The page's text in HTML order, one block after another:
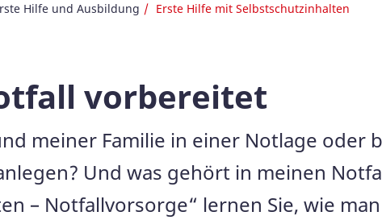
Hilfe und Ausbildung Erste Hilfe mit Selbstschutzinhalten
vorbereitet
meiner Familie in einer Notlage oder
Und was gehört in meinen
– Notfallvorsorge“ lernen Sie, wie